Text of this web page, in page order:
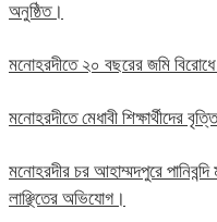
অনুষ্ঠিত।
মনোহরদীতে ২০ বছরের জমি বিরোধে
মনোহরদীতে মেধাবী শিক্ষার্থীদের
মনোহরদীর চর আহাম্মদপুরে
লাঞ্ছিতের অভিযোগ।